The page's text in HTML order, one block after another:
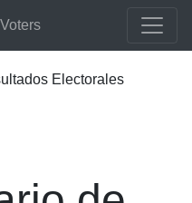
Electorales